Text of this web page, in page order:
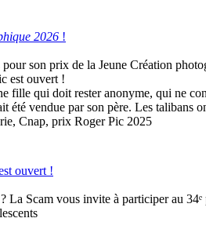
2026 !
son prix de la Jeune Création
fille qui doit rester anonyme, qui ne
vendue par son père. Les talibans
Cnap, prix Roger Pic 2025
ouvert !
La Scam vous invite à participer au